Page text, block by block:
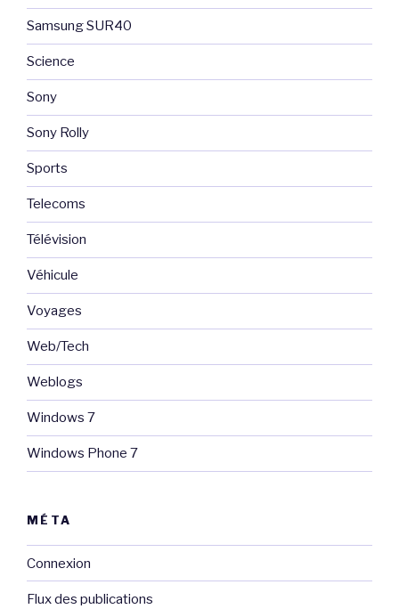
Samsung SUR40
Science
Sony
Sony Rolly
Sports
Telecoms
Télévision
Véhicule
Voyages
Web/Tech
Weblogs
Windows 7
Windows Phone 7
MÉTA
Connexion
Flux des publications